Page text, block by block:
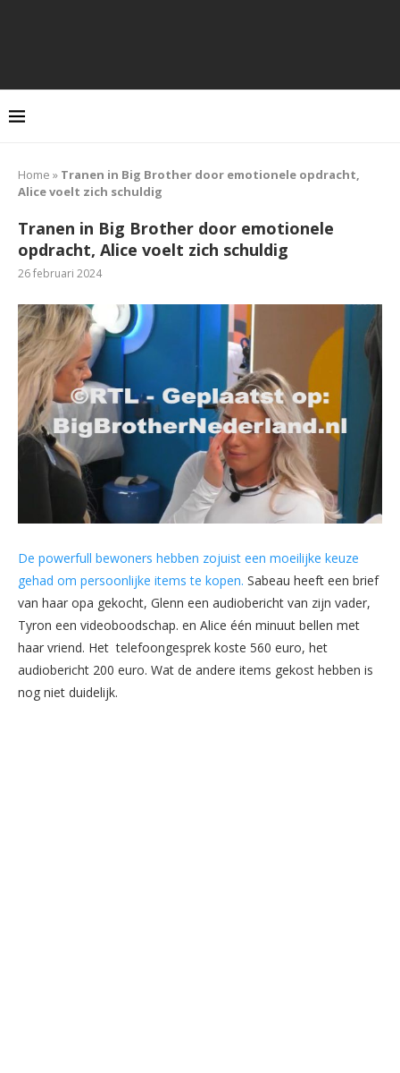
Home » Tranen in Big Brother door emotionele opdracht,
Alice voelt zich schuldig
Tranen in Big Brother door emotionele
opdracht, Alice voelt zich schuldig
26 februari 2024
De powerfull bewoners hebben zojuist een moeilijke keuze
gehad om persoonlijke items te kopen. Sabeau heeft een brief
van haar opa gekocht, Glenn een audiobericht van zijn vader,
Tyron een videoboodschap. en Alice één minuut bellen met
haar vriend. Het telefoongesprek koste 560 euro, het
audiobericht 200 euro. Wat de andere items gekost hebben is
nog niet duidelijk.